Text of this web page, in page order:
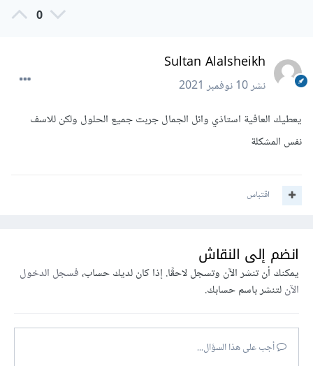
0
Sultan Alalsheikh
نشر10 نوفمبر 2021
يعطيك العافية استاذي وائل الجمال جربت جميع الحلول ولكن للاسف
نفس المشكلة
اقتباس
انضم إلى النقاش
يمكنك أن تنشر الآن وتسجل لاحقًا. إذا كان لديك حساب،فسجل الدخول
الآنلتنشر باسم حسابك.
أجب على هذا السؤال...